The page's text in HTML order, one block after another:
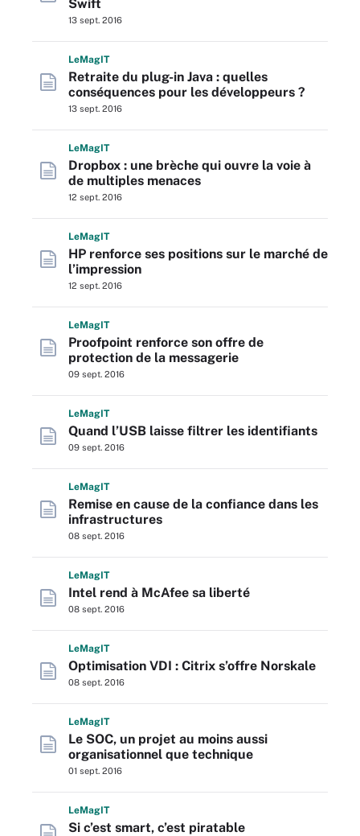
Swift
13 sept. 2016
LeMagIT
Retraite du plug-in Java : quelles
conséquences pour les développeurs ?
13 sept. 2016
LeMagIT
Dropbox : une brèche qui ouvre la voie à
de multiples menaces
12 sept. 2016
LeMagIT
HP renforce ses positions sur le marché de
l’impression
12 sept. 2016
LeMagIT
Proofpoint renforce son offre de
protection de la messagerie
09 sept. 2016
LeMagIT
Quand l’USB laisse filtrer les identifiants
09 sept. 2016
LeMagIT
Remise en cause de la confiance dans les
infrastructures
08 sept. 2016
LeMagIT
Intel rend à McAfee sa liberté
08 sept. 2016
LeMagIT
Optimisation VDI : Citrix s’offre Norskale
08 sept. 2016
LeMagIT
Le SOC, un projet au moins aussi
organisationnel que technique
01 sept. 2016
LeMagIT
Si c’est smart, c’est piratable